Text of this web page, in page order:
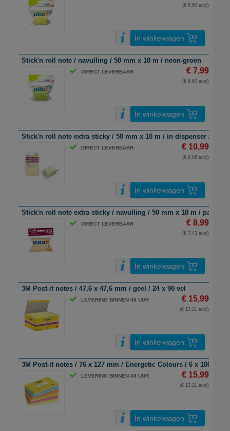
(€ 6,60 excl)
In winkelwagen
Stick'n roll note / navulling / 50 mm x 10 m / neon-groen
DIRECT LEVERBAAR € 7,99
(€ 6,60 excl)
In winkelwagen
Stick'n roll note extra sticky / 50 mm x 10 m / in dispenser /
DIRECT LEVERBAAR € 10,99
(€ 9,08 excl)
In winkelwagen
Stick'n roll note extra sticky / navulling / 50 mm x 10 m /
DIRECT LEVERBAAR € 8,99
(€ 7,43 excl)
In winkelwagen
3M Post-it notes / 47,6 x 47,6 mm / geel / 24 x 90 vel
LEVERING BINNEN 48 UUR € 15,99
(€ 13,21 excl)
In winkelwagen
3M Post-it notes / 76 x 127 mm / Energetic Colours / 6 x 100 vel
LEVERING BINNEN 48 UUR € 15,99
(€ 13,21 excl)
In winkelwagen